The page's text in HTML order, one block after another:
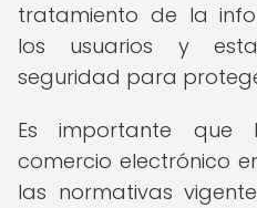
tratamiento de la
los usuarios y
seguridad para
Es importante que
comercio electrónico
las normativas